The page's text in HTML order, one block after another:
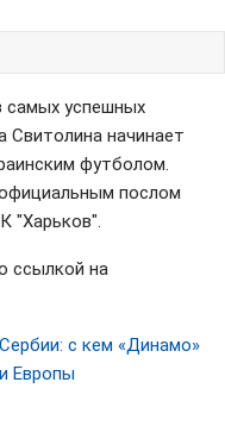
самых успешных
Свитолина начинает
футболом.
послом
"Харьков".
ссылкой на
с кем «Динамо»
Европы